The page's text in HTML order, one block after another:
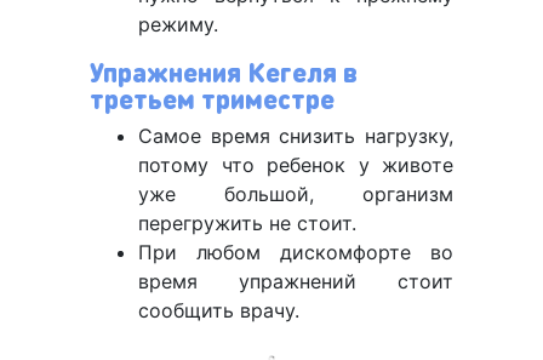
режиму.
Упражнения Кегеля в
третьем триместре
Самое время снизить нагрузку,
потому что ребенок у животе
уже большой, организм
перегружить не стоит.
При любом дискомфорте во
время упражнений стоит
сообщить врачу.